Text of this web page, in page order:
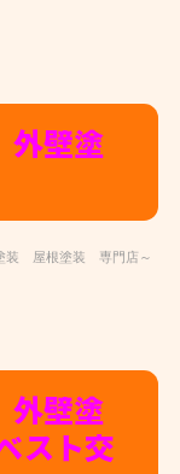
壁塗
屋根塗装 専門店～
壁塗
スト交